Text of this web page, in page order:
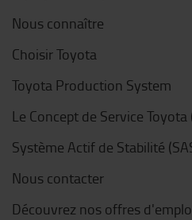
Nous connaître
Choisir Toyota
Toyota Production System
Le Concept de Service Toyota
Système Actif de Stabilité
Nous contacter
Découvrez nos offres